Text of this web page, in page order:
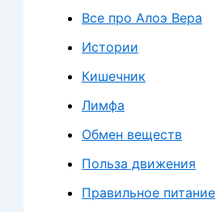
Все про Алоэ Вера
Истории
Кишечник
Лимфа
Обмен веществ
Польза движения
Правильное питание